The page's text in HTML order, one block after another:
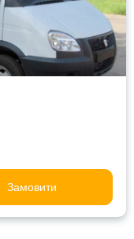
Замовити